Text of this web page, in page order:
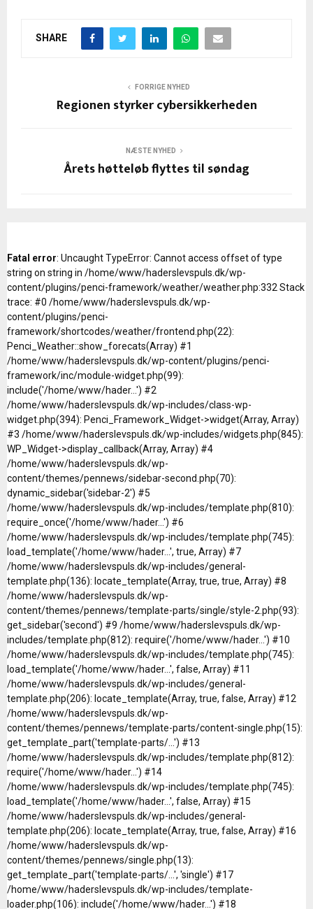
SHARE
FORRIGE NYHED
Regionen styrker cybersikkerheden
NÆSTE NYHED
Årets høtteløb flyttes til søndag
Fatal error: Uncaught TypeError: Cannot access offset of type
string on string in /home/www/haderslevspuls.dk/wp-
content/plugins/penci-framework/weather/weather.php:332 Stack
trace: #0 /home/www/haderslevspuls.dk/wp-
content/plugins/penci-
framework/shortcodes/weather/frontend.php(22):
Penci_Weather::show_forecats(Array) #1
/home/www/haderslevspuls.dk/wp-content/plugins/penci-
framework/inc/module-widget.php(99):
include('/home/www/hader...') #2
/home/www/haderslevspuls.dk/wp-includes/class-wp-
widget.php(394): Penci_Framework_Widget->widget(Array, Array)
#3 /home/www/haderslevspuls.dk/wp-includes/widgets.php(845):
WP_Widget->display_callback(Array, Array) #4
/home/www/haderslevspuls.dk/wp-
content/themes/pennews/sidebar-second.php(70):
dynamic_sidebar('sidebar-2') #5
/home/www/haderslevspuls.dk/wp-includes/template.php(810):
require_once('/home/www/hader...') #6
/home/www/haderslevspuls.dk/wp-includes/template.php(745):
load_template('/home/www/hader...', true, Array) #7
/home/www/haderslevspuls.dk/wp-includes/general-
template.php(136): locate_template(Array, true, true, Array) #8
/home/www/haderslevspuls.dk/wp-
content/themes/pennews/template-parts/single/style-2.php(93):
get_sidebar('second') #9 /home/www/haderslevspuls.dk/wp-
includes/template.php(812): require('/home/www/hader...') #10
/home/www/haderslevspuls.dk/wp-includes/template.php(745):
load_template('/home/www/hader...', false, Array) #11
/home/www/haderslevspuls.dk/wp-includes/general-
template.php(206): locate_template(Array, true, false, Array) #12
/home/www/haderslevspuls.dk/wp-
content/themes/pennews/template-parts/content-single.php(15):
get_template_part('template-parts/...') #13
/home/www/haderslevspuls.dk/wp-includes/template.php(812):
require('/home/www/hader...') #14
/home/www/haderslevspuls.dk/wp-includes/template.php(745):
load_template('/home/www/hader...', false, Array) #15
/home/www/haderslevspuls.dk/wp-includes/general-
template.php(206): locate_template(Array, true, false, Array) #16
/home/www/haderslevspuls.dk/wp-
content/themes/pennews/single.php(13):
get_template_part('template-parts/...', 'single') #17
/home/www/haderslevspuls.dk/wp-includes/template-
loader.php(106): include('/home/www/hader...') #18